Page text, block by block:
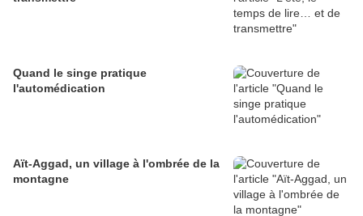
Quand le singe pratique
l'automédication
Aït-Aggad, un village à l'ombrée de la
montagne